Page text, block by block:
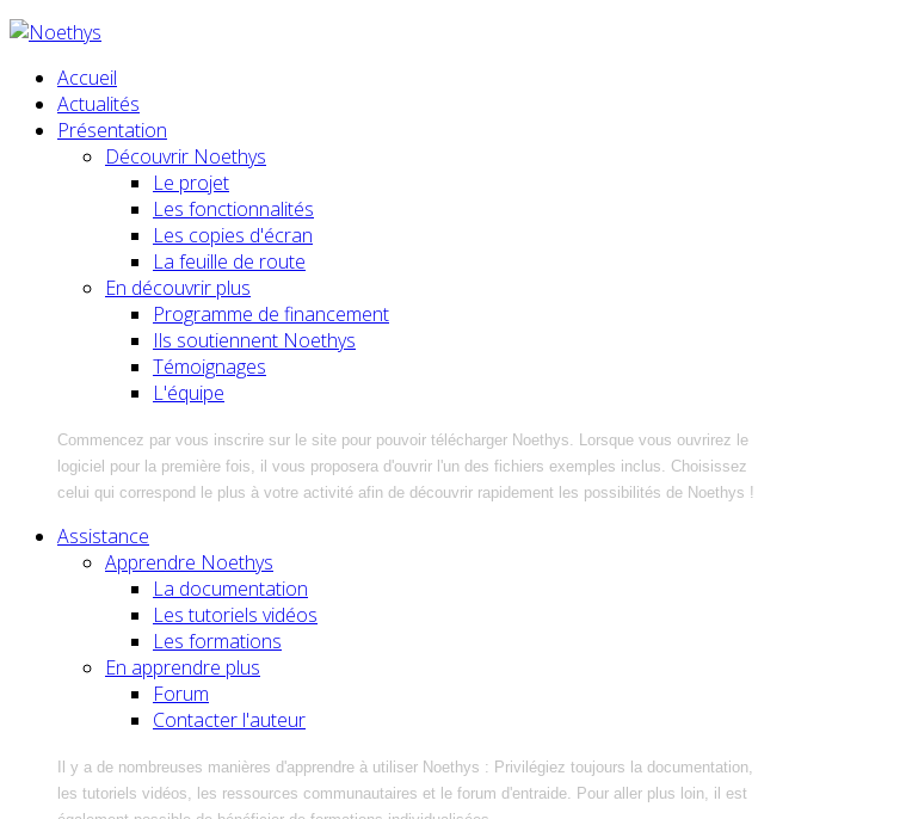
Accueil
Actualités
Présentation
Découvrir Noethys
Le projet
Les fonctionnalités
Les copies d'écran
La feuille de route
En découvrir plus
Programme de financement
Ils soutiennent Noethys
Témoignages
L'équipe
Commencez par vous inscrire sur le site pour pouvoir télécharger Noethys. Lorsque vous ouvrirez le
logiciel pour la première fois, il vous proposera d'ouvrir l'un des fichiers exemples inclus. Choisissez
celui qui correspond le plus à votre activité afin de découvrir rapidement les possibilités de Noethys !
Assistance
Apprendre Noethys
La documentation
Les tutoriels vidéos
Les formations
En apprendre plus
Forum
Contacter l'auteur
Il y a de nombreuses manières d'apprendre à utiliser Noethys : Privilégiez toujours la documentation,
les tutoriels vidéos, les ressources communautaires et le forum d'entraide. Pour aller plus loin, il est